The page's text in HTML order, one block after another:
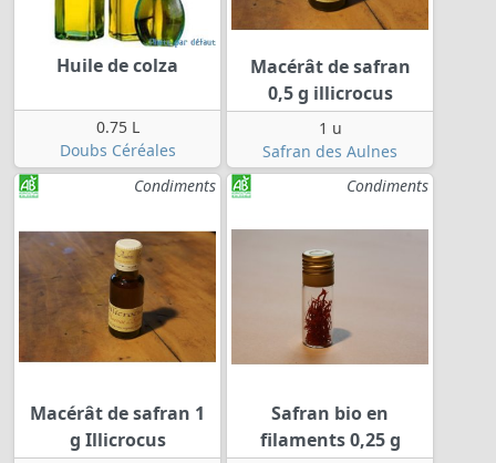
Huile de colza
0.75 L
Doubs Céréales
Macérât de safran
0,5 g illicrocus
1 u
Safran des Aulnes
Condiments
Macérât de safran 1
g Illicrocus
Condiments
Safran bio en
filaments 0,25 g